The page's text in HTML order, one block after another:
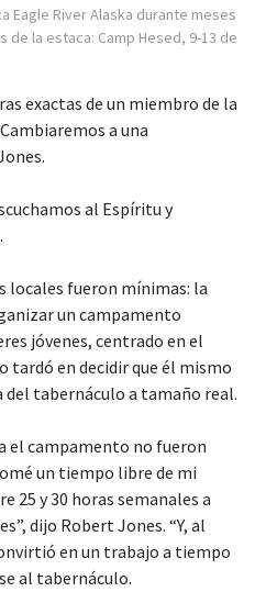
Eagle River Alaska durante meses
la estaca: Camp Hesed, 9-13 de
exactas de un miembro de la
a una
al Espíritu y
locales fueron mínimas: la
un campamento
jóvenes, centrado en el
tardó en decidir que él mismo
tabernáculo a tamaño real.
el campamento no fueron
un tiempo libre de mi
25 y 30 horas semanales a
dijo Robert Jones. “Y, al
en un trabajo a tiempo
al tabernáculo.